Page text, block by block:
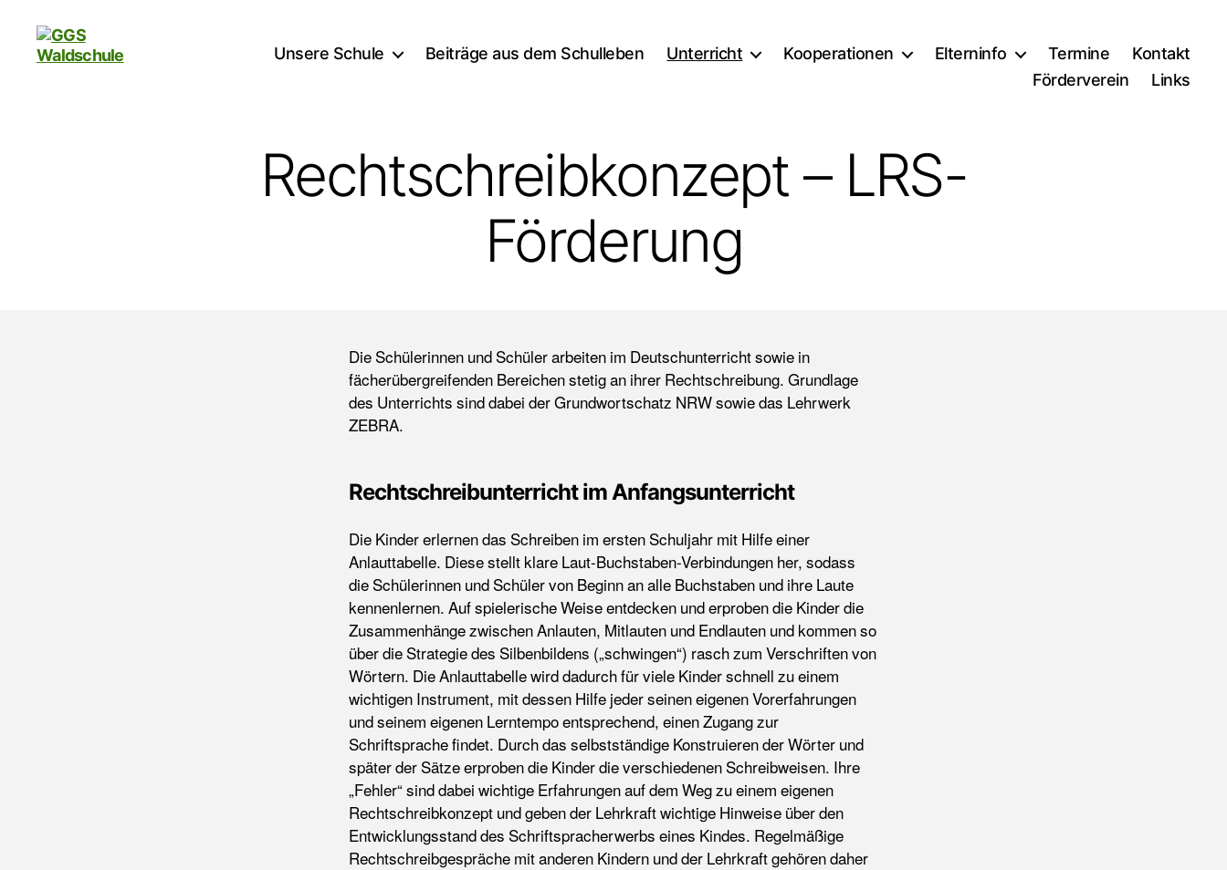
Unsere Schule Beiträge aus dem Schulleben Unterricht Kooperationen Elterninfo Termine
Kontakt
Förderverein
Links
Rechtschreibkonzept – LRS-
Förderung
Die Schülerinnen und Schüler arbeiten im Deutschunterricht sowie in
fächerübergreifenden Bereichen stetig an ihrer Rechtschreibung. Grundlage
des Unterrichts sind dabei der Grundwortschatz NRW sowie das Lehrwerk
ZEBRA.
Rechtschreibunterricht im Anfangsunterricht
Die Kinder erlernen das Schreiben im ersten Schuljahr mit Hilfe einer
Anlauttabelle. Diese stellt klare Laut-Buchstaben-Verbindungen her, sodass
die Schülerinnen und Schüler von Beginn an alle Buchstaben und ihre Laute
kennenlernen. Auf spielerische Weise entdecken und erproben die Kinder die
Zusammenhänge zwischen Anlauten, Mitlauten und Endlauten und kommen so
über die Strategie des Silbenbildens („schwingen“) rasch zum Verschriften von
Wörtern. Die Anlauttabelle wird dadurch für viele Kinder schnell zu einem
wichtigen Instrument, mit dessen Hilfe jeder seinen eigenen Vorerfahrungen
und seinem eigenen Lerntempo entsprechend, einen Zugang zur
Schriftsprache findet. Durch das selbstständige Konstruieren der Wörter und
später der Sätze erproben die Kinder die verschiedenen Schreibweisen. Ihre
„Fehler“ sind dabei wichtige Erfahrungen auf dem Weg zu einem eigenen
Rechtschreibkonzept und geben der Lehrkraft wichtige Hinweise über den
Entwicklungsstand des Schriftspracherwerbs eines Kindes. Regelmäßige
Rechtschreibgespräche mit anderen Kindern und der Lehrkraft gehören daher